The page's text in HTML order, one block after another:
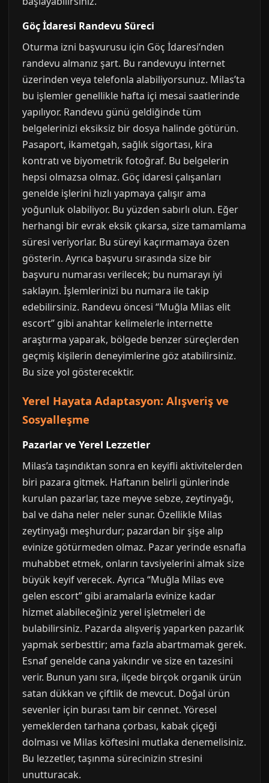
Göç İdaresi Randevu Süreci
Oturma izni başvurusu için Göç İdaresi’nden
randevu almanız şart. Bu randevuyu internet
üzerinden veya telefonla alabiliyorsunuz. Milas’ta
bu işlemler genellikle hafta içi mesai saatlerinde
yapılıyor. Randevu günü geldiğinde tüm
belgelerinizi eksiksiz bir dosya halinde götürün.
Pasaport, ikametgah, sağlık sigortası, kira
kontratı ve biyometrik fotoğraf. Bu belgelerin
hepsi olmazsa olmaz. Göç idaresi çalışanları
genelde işlerini hızlı yapmaya çalışır ama
yoğunluk olabiliyor. Bu yüzden sabırlı olun. Eğer
herhangi bir evrak eksik çıkarsa, size tamamlama
süresi veriyorlar. Bu süreyi kaçırmamaya özen
gösterin. Ayrıca başvuru sırasında size bir
başvuru numarası verilecek; bu numarayı iyi
saklayın. İşlemlerinizi bu numara ile takip
edebilirsiniz. Randevu öncesi “Muğla Milas elit
escort” gibi anahtar kelimelerle internette
araştırma yaparak, bölgede benzer süreçlerden
geçmiş kişilerin deneyimlerine göz atabilirsiniz.
Bu size yol gösterecektir.
Yerel Hayata Adaptasyon: Alışveriş ve
Sosyalleşme
Pazarlar ve Yerel Lezzetler
Milas’a taşındıktan sonra en keyifli aktivitelerden
biri pazara gitmek. Haftanın belirli günlerinde
kurulan pazarlar, taze meyve sebze, zeytinyağı,
bal ve daha neler neler sunar. Özellikle Milas
zeytinyağı meşhurdur; pazardan bir şişe alıp
evinize götürmeden olmaz. Pazar yerinde esnafla
muhabbet etmek, onların tavsiyelerini almak size
büyük keyif verecek. Ayrıca “Muğla Milas eve
gelen escort” gibi aramalarla evinize kadar
hizmet alabileceğiniz yerel işletmeleri de
bulabilirsiniz. Pazarda alışveriş yaparken pazarlık
yapmak serbesttir; ama fazla abartmamak gerek.
Esnaf genelde cana yakındır ve size en tazesini
verir. Bunun yanı sıra, ilçede birçok organik ürün
satan dükkan ve çiftlik de mevcut. Doğal ürün
sevenler için burası tam bir cennet. Yöresel
yemeklerden tarhana çorbası, kabak çiçeği
dolması ve Milas köftesini mutlaka denemelisiniz.
Bu lezzetler, taşınma sürecinizin stresini
unutturacak.